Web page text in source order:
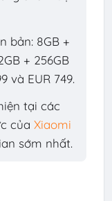
bản: 8GB +
+ 256GB
và EUR 749.
tại các
củaXiaomi
sớm nhất.